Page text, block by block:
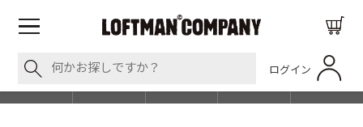
ログイン
SHOP LIST